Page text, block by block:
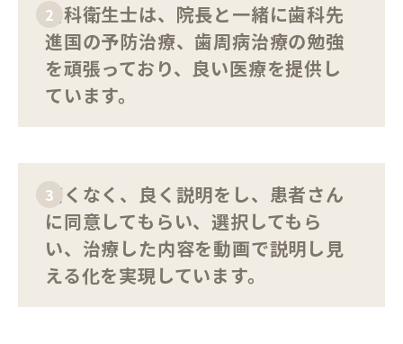
2
歯科衛生士は、院長と一緒に歯科先
進国の予防治療、歯周病治療の勉強
を頑張っており、良い医療を提供し
ています。
3
痛くなく、良く説明をし、患者さん
に同意してもらい、選択してもら
い、治療した内容を動画で説明し見
える化を実現しています。